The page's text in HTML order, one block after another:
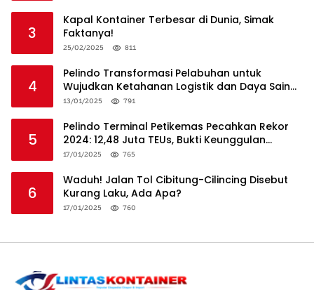
3
Kapal Kontainer Terbesar di Dunia, Simak
Faktanya!
25/02/2025 811
4
Pelindo Transformasi Pelabuhan untuk
Wujudkan Ketahanan Logistik dan Daya Saing
Global
13/01/2025 791
5
Pelindo Terminal Petikemas Pecahkan Rekor
2024: 12,48 Juta TEUs, Bukti Keunggulan
Logistik Nasional
17/01/2025 765
6
Waduh! Jalan Tol Cibitung-Cilincing Disebut
Kurang Laku, Ada Apa?
17/01/2025 760